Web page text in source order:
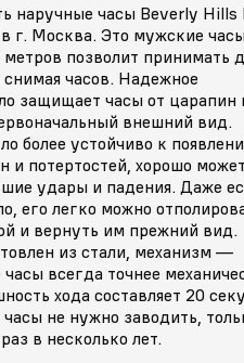
наручные часы Beverly Hills
г. Москва. Это мужские
позволит принимать
часов. Надежное
защищает часы от царапин
внешний вид.
более устойчиво к
и потертостей, хорошо может
удары и падения. Даже
его легко можно
и вернуть им прежний вид.
из стали, механизм —
всегда точнее
хода составляет 20
не нужно заводить,
в несколько лет.